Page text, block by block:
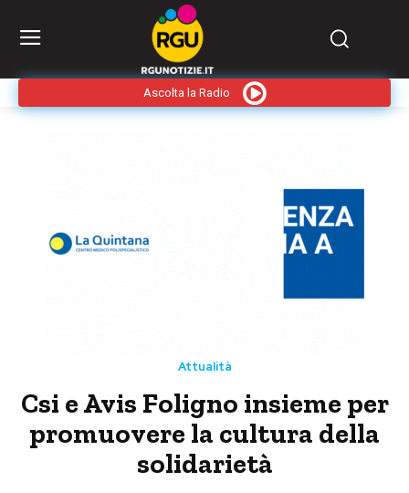
Ascolta la Radio
Attualità
Csi e Avis Foligno insieme per
promuovere la cultura della
solidarietà